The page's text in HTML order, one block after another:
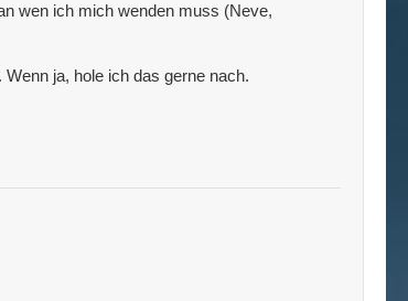
wen ich mich wenden muss (Neve,
ja, hole ich das gerne nach.